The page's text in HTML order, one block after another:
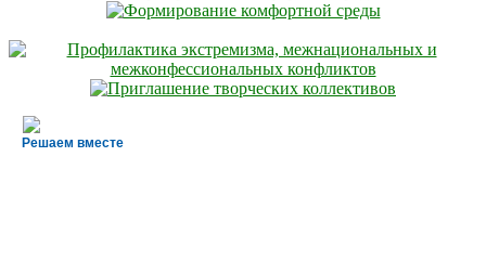
Решаем вместе